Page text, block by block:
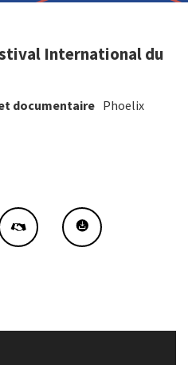
International du
documentaire Phoelix